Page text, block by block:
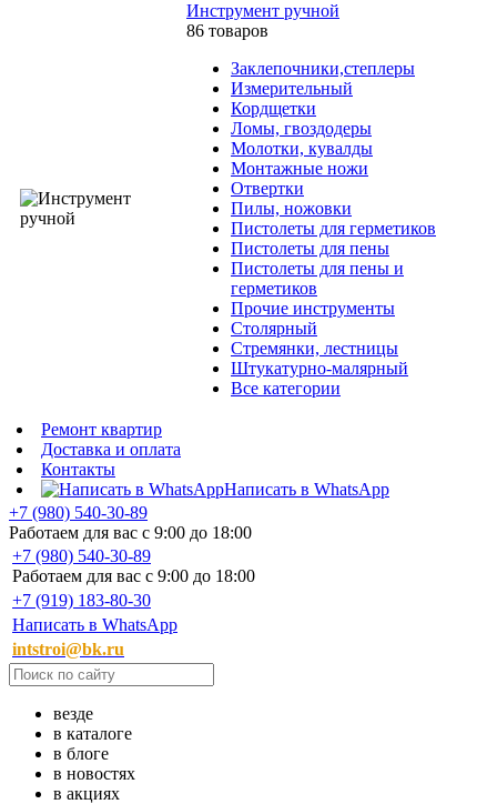
Инструмент ручной
86 товаров
Заклепочники,степлеры
Измерительный
Кордщетки
Ломы, гвоздодеры
Молотки, кувалды
Монтажные ножи
Отвертки
Пилы, ножовки
Пистолеты для герметиков
Пистолеты для пены
Пистолеты для пены и
герметиков
Прочие инструменты
Столярный
Стремянки, лестницы
Штукатурно-малярный
Все категории
Ремонт квартир
Доставка и оплата
Контакты
Написать в WhatsApp
+7 (980) 540-30-89
Работаем для вас с 9:00 до 18:00
+7 (980) 540-30-89
Работаем для вас с 9:00 до 18:00
+7 (919) 183-80-30
Написать в WhatsApp
intstroi@bk.ru
везде
в каталоге
в блоге
в новостях
в акциях